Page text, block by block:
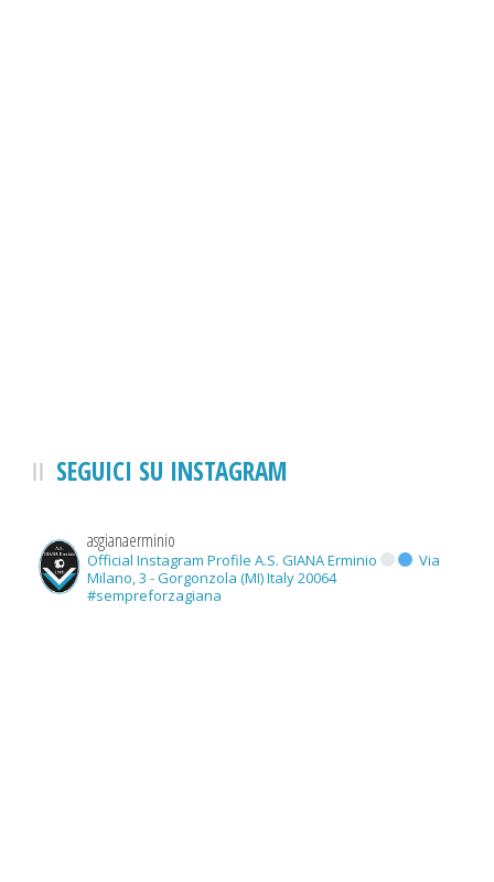
SEGUICI SU INSTAGRAM
asgianaerminio
Official Instagram Profile A.S. GIANA Erminio
Via
Milano, 3 - Gorgonzola (MI) Italy 20064
#sempreforzagiana